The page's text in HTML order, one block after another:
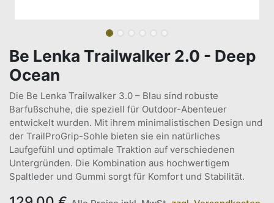
Be Lenka Trailwalker 2.0 - Deep
Ocean
Die Be Lenka Trailwalker 3.0 – Blau sind robuste
Barfußschuhe, die speziell für Outdoor-Abenteuer
entwickelt wurden. Mit ihrem minimalistischen Design und
der TrailProGrip-Sohle bieten sie ein natürliches
Laufgefühl und optimale Traktion auf verschiedenen
Untergründen. Die Kombination aus hochwertigem
Spaltleder und Gummi sorgt für Komfort und Stabilität.